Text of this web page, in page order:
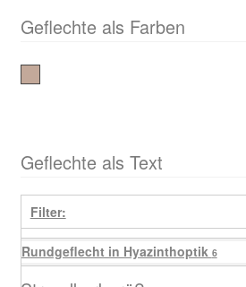
Geflechte als Farben
Geflechte als Text
Filter:
Rundgeflecht in Hyazinthoptik 6